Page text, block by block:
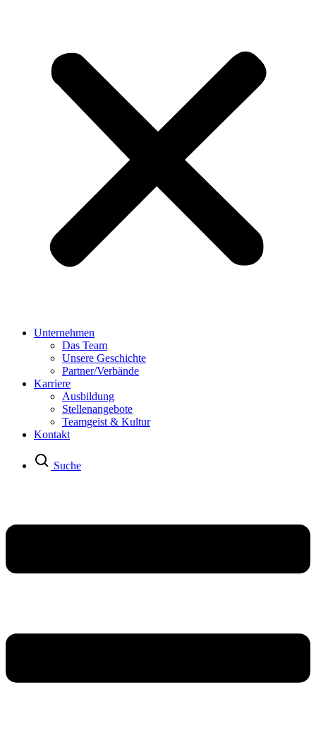
Unternehmen
Das Team
Unsere Geschichte
Partner/Verbände
Karriere
Ausbildung
Stellenangebote
Teamgeist & Kultur
Kontakt
Suche